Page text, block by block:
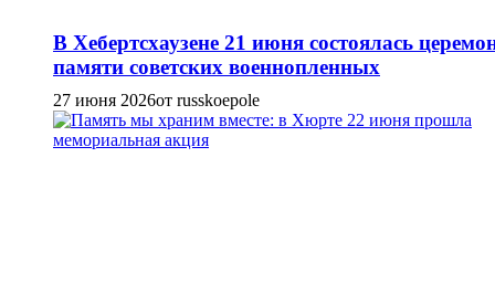
В Хебертсхаузене 21 июня состоялась
памяти советских военнопленных
27 июня 2026от russkoepole